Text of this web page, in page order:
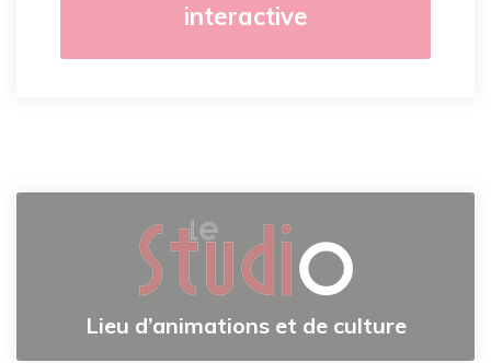
interactive
Lieu d’animations et de culture